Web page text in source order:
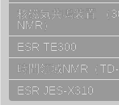
核磁気共鳴装置 （
NMR）
ESR TE300
時間領域NMR（TD-
ESR JES-X310